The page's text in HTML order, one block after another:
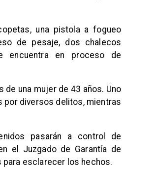
una pistola a fogueo
de pesaje, dos chalecos
encuentra en proceso de
una mujer de 43 años. Uno
por diversos delitos, mientras
pasarán a control de
el Juzgado de Garantía de
para esclarecer los hechos.